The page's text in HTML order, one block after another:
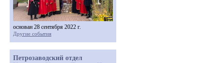
основан 28 сентября 2022 г.
Другие события
Петрозаводский отдел